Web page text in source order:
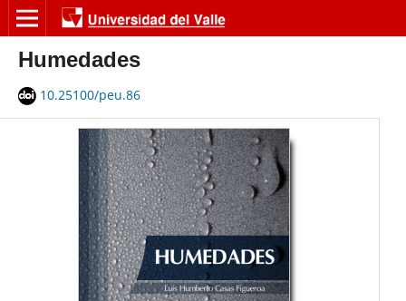
Humedades
10.25100/peu.86